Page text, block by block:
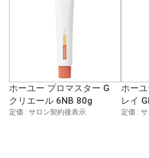
ホーユー プロマスター G
クリエール 6NB 80g
定価 : サロン契約後表示
ホー
レイ
定価 :